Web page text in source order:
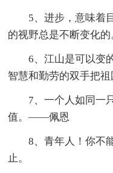
5、进步，意味着
的视野总是不断变化的
6、江山是可以变
智慧和勤劳的双手把祖
7、一个人如同一
值。——佩恩
8、青年人！你不
止。